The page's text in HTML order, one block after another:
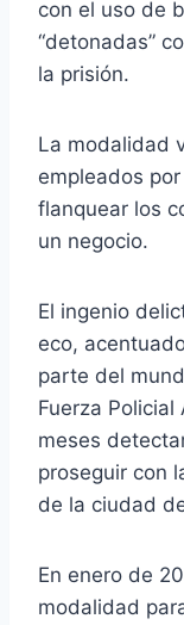
con el uso de
“detonadas”
la prisión.
La modalidad
empleados
flanquear los
un negocio.
El ingenio
eco,
parte del
Fuerza
meses
proseguir con
de la ciudad
En enero de
modalidad